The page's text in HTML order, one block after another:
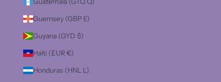
Guernsey (GBP £)
Guyana (GYD $)
Haïti (EUR €)
Honduras (HNL L)